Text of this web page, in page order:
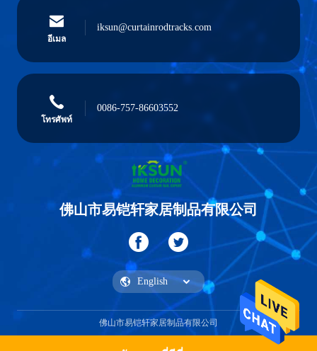
อีเมล
iksun@curtainrodtracks.com
โทรศัพท์
0086-757-86603552
佛山市易铠轩家居制品有限公司
佛山市易铠轩家居制品有限公司